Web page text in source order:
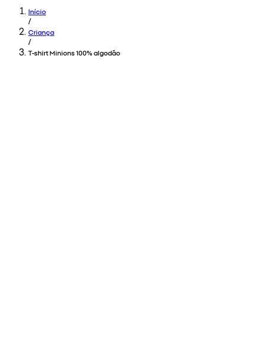
Início
/
Criança
/
T-shirt Minions 100% algodão